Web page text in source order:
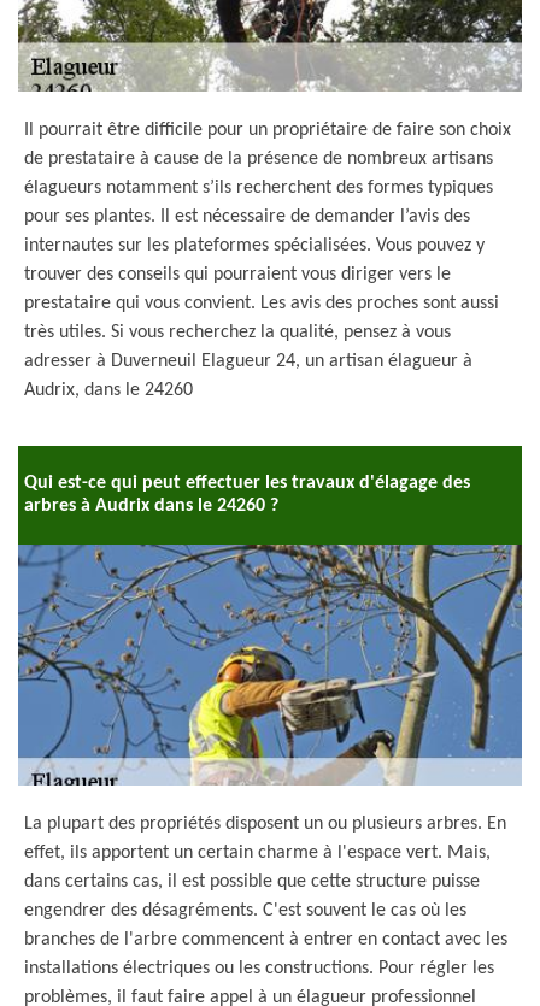
Il pourrait être difficile pour un propriétaire de faire son choix
de prestataire à cause de la présence de nombreux artisans
élagueurs notamment s’ils recherchent des formes typiques
pour ses plantes. Il est nécessaire de demander l’avis des
internautes sur les plateformes spécialisées. Vous pouvez y
trouver des conseils qui pourraient vous diriger vers le
prestataire qui vous convient. Les avis des proches sont aussi
très utiles. Si vous recherchez la qualité, pensez à vous
adresser à Duverneuil Elagueur 24, un artisan élagueur à
Audrix, dans le 24260
Qui est-ce qui peut effectuer les travaux d'élagage des
arbres à Audrix dans le 24260 ?
La plupart des propriétés disposent un ou plusieurs arbres. En
effet, ils apportent un certain charme à l'espace vert. Mais,
dans certains cas, il est possible que cette structure puisse
engendrer des désagréments. C'est souvent le cas où les
branches de l'arbre commencent à entrer en contact avec les
installations électriques ou les constructions. Pour régler les
problèmes, il faut faire appel à un élagueur professionnel